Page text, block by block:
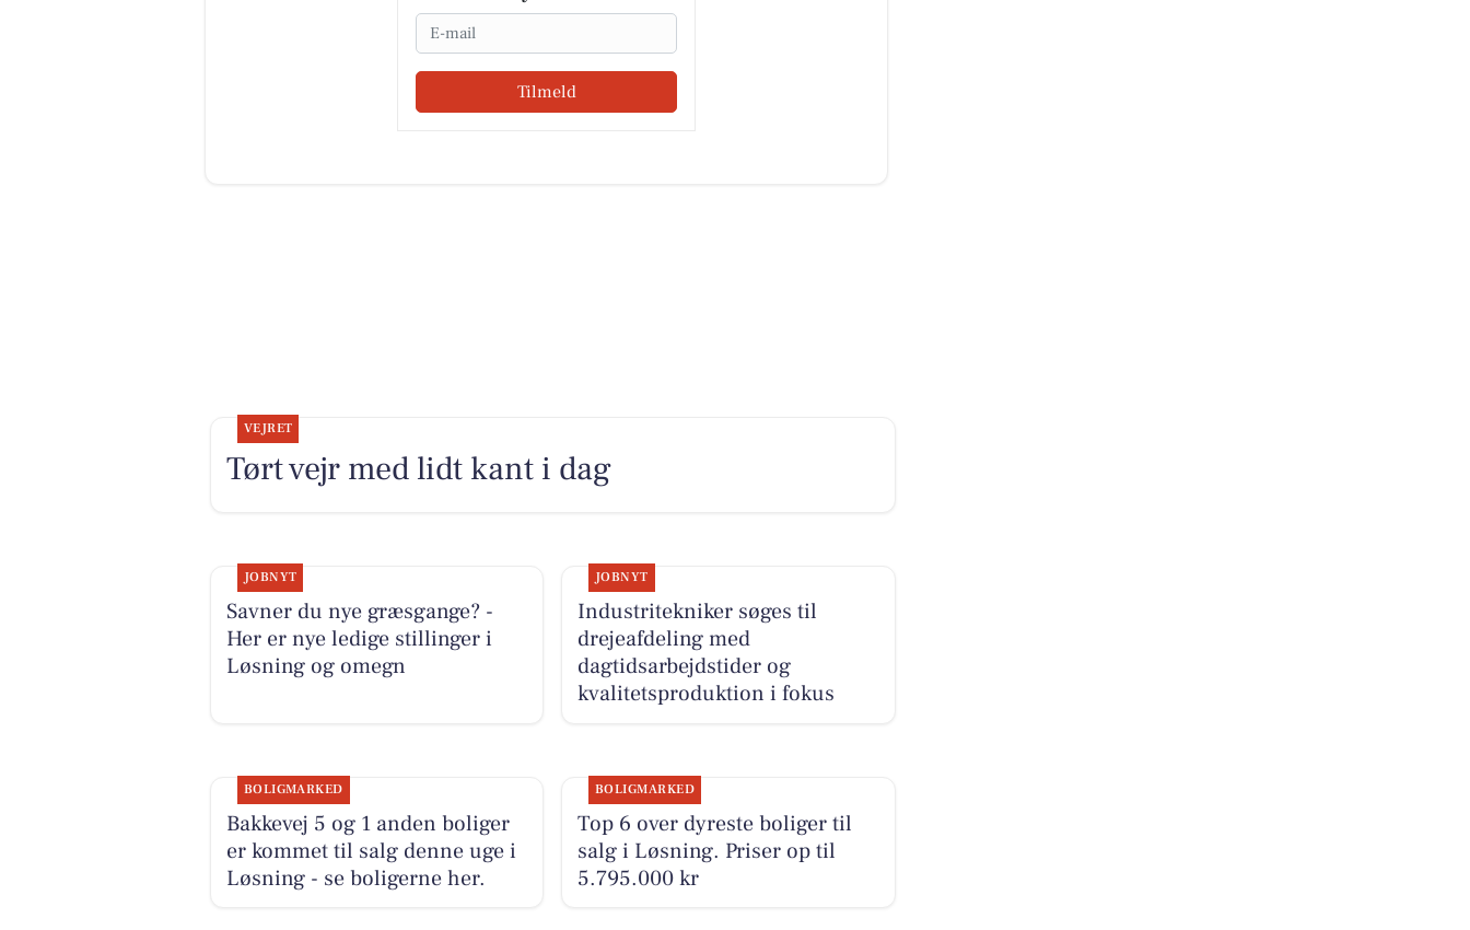
Email
Tilmeld
VEJRET
Tørt vejr med lidt kant i dag
JOBNYT
Savner du nye græsgange? -
Her er nye ledige stillinger i
Løsning og omegn
JOBNYT
Industritekniker søges til
drejeafdeling med
dagtidsarbejdstider og
kvalitetsproduktion i fokus
BOLIGMARKED
Bakkevej 5 og 1 anden boliger
er kommet til salg denne uge i
Løsning - se boligerne her.
BOLIGMARKED
Top 6 over dyreste boliger til
salg i Løsning. Priser op til
5.795.000 kr